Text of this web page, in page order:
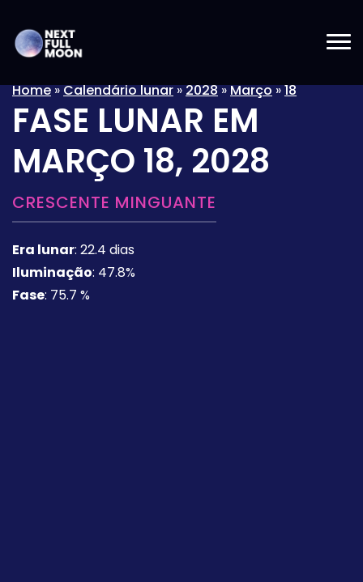
Home»Calendário lunar»2028»Março»18
FASE LUNAR EM
MARÇO 18, 2028
CRESCENTE MINGUANTE
Era lunar: 22.4 dias
Iluminação: 47.8%
Fase: 75.7 %